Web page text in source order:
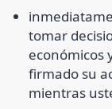
tomar
económicos
firmado su
mientras